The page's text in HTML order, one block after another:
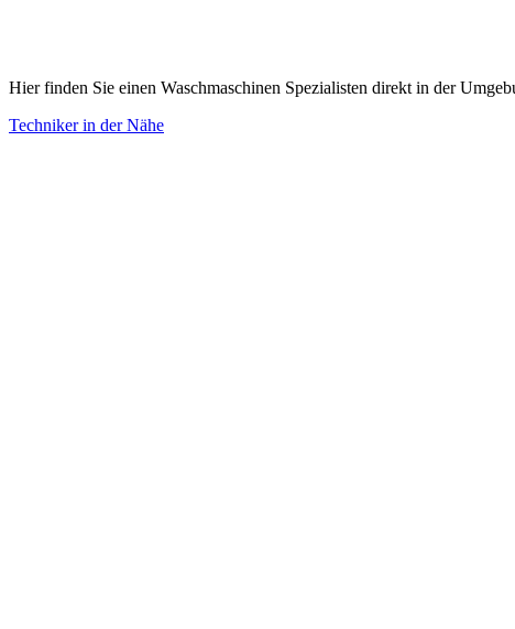
Hier finden Sie einen Waschmaschinen Spezialisten direkt in der
Techniker in der Nähe